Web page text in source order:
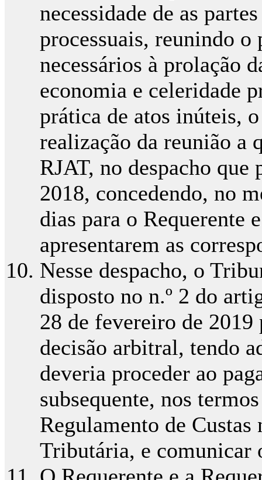
necessidade de as
processuais, reunindo o
necessários à prolação
economia e celeridade
prática de atos inúteis,
realização da reunião a
RJAT, no despacho
2018, concedendo, no
dias para o Requerente
apresentarem as
Nesse despacho, o
disposto no n.º 2 do
28 de fevereiro de
decisão arbitral, tendo
deveria proceder ao
subsequente, nos
Regulamento de
Tributária, e comunicar